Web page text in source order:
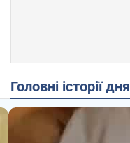
Головні історії дня